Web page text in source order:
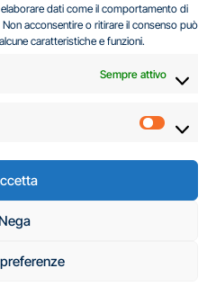
dati come il comportamento di
acconsentire o ritirare il consenso può
caratteristiche e funzioni.
Sempre attivo
© Tutti i diritti riservati
– Centro
Italus